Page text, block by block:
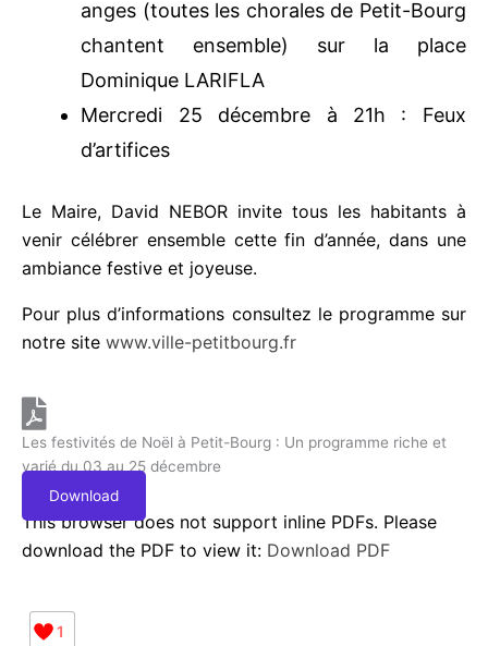
Mercredi 25 décembre à 19h : la Voix
des anges (toutes les chorales de Petit-
Bourg chantent ensemble) sur la place
Dominique LARIFLA
Mercredi 25 décembre à 21h : Feux
Le Maire, David NEBOR invite tous les habitants à
venir célébrer ensemble cette fin d’année, dans une
ambiance festive et joyeuse.
Pour plus d’informations consultez le programme
Les festivités de Noël à Petit-Bourg : Un programme riche et
varié du 03 au 25 décembre
Download